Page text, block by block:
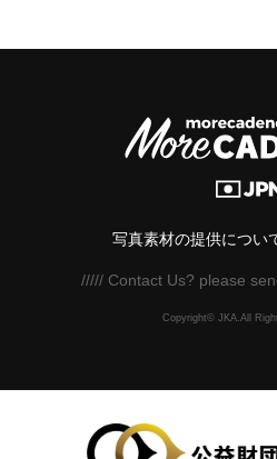
写真素材の提供につい
///// Contact Us? please
Copyright© JKA.All